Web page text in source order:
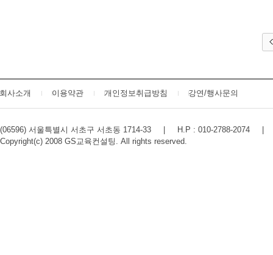
회사소개 이용약관 개인정보취급방침 강연/행사문의
(06596) 서울특별시 서초구 서초동 1714-33 | H.P : 010-2788-2074
Copyright(c) 2008 GS교육컨설팅. All rights reserved.